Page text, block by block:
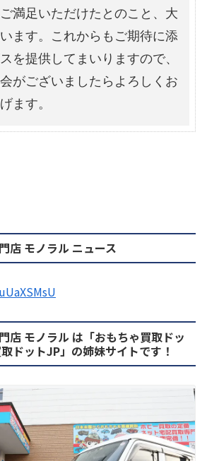
満足いただけたとのこと、大
ます。これからもご期待に添
を提供してまいりますので、
がございましたらよろしくお
ます。
店 モノラル ニュース
店 モノラル は「おもちゃ買取ドッ
ドットJP」の姉妹サイトです！